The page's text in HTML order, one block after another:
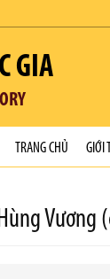
GIA
TRANG CHỦ GIỚI
Vương